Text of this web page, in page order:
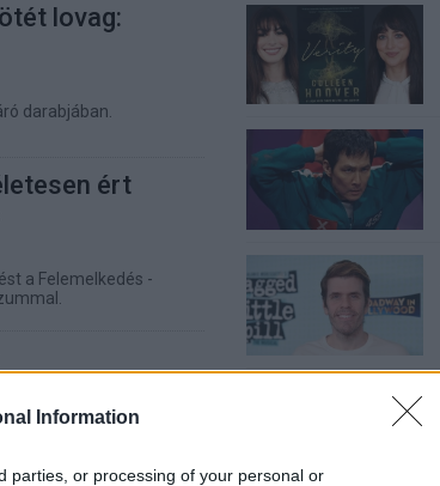
Information
parties, or processing of your personal or
lovag:
darabjában.
ért
a Felemelkedés -